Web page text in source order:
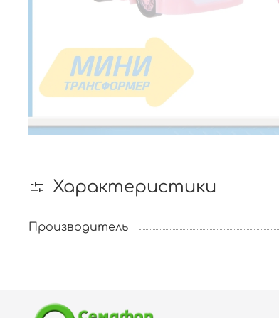
Характеристики
Производитель